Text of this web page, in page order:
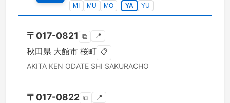
MI
MU MO YA YU
〒 017-0821 ⧉ 📍
秋田県 大館市 桜町 📋
AKITA KEN ODATE SHI SAKURACHO
〒 017-0822 ⧉ 📍